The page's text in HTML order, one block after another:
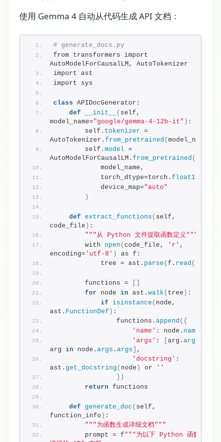
使用 Gemma 4 自动从代码生成 API 文档：
# generate_docs.py
from transformers import
AutoModelForCausalLM, AutoTokenizer
import ast
import sys
class APIDocGenerator:
def
__init__ ( self,
model_name="google/gemma-4-12b-it" ) :
        self.
tokenizer =
AutoTokenizer. from_pretrained ( model_name
        self.
model =
AutoModelForCausalLM. from_pretrained (
            model_name,
            torch_dtype=torch.
float16
            device_map=
"auto"
)
def extract_functions ( self,
code_file ) :
"" "从 Python 文件提取函数定义" ""
        with
open ( code_file, 'r' ,
encoding= 'utf-8' )
as f:
            tree = ast.
parse ( f. read ())
        functions =
for node in ast. walk ( tree ) :
if
isinstance ( node,
ast. FunctionDef ) :
                functions.
append ({
'name' : node. name
'args' : arg. arg
arg in node. args . args
,
'docstring' :
ast. get_docstring ( node ) or
''
})
return functions
def generate_doc ( self,
function_info ) :
"" "为函数生成详细文档" ""
        prompt = f
"" "为以下 Python 函数生成